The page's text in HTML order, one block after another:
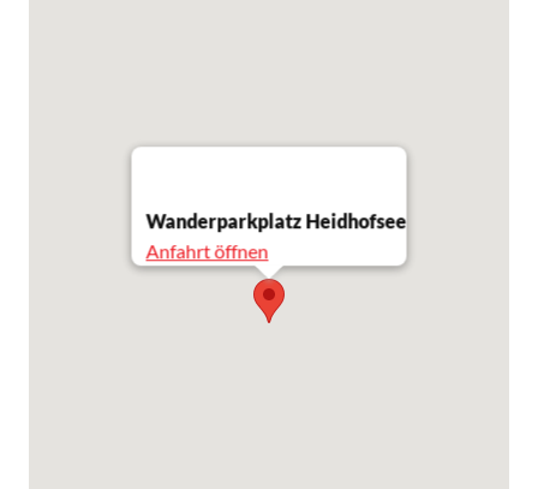
Wanderparkplatz Heidhofsee
Anfahrt öffnen